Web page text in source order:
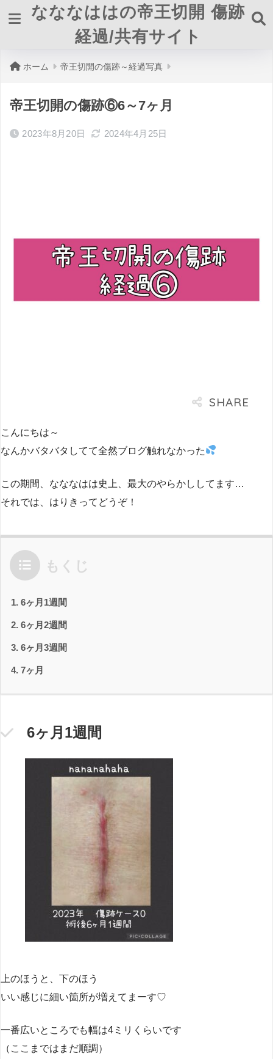
なななははの帝王切開 傷跡
経過/共有サイト
ホーム 帝王切開の傷跡～経過写真
帝王切開の傷跡⑥6～7ヶ月
2023年8月20日 2024年4月25日
こんにちは～
なんかバタバタしてて全然ブログ触れなかった
この期間、なななはは史上、最大のやらかししてます…
それでは、はりきってどうぞ！
もくじ
6ヶ月1週間
6ヶ月2週間
6ヶ月3週間
7ヶ月
6ヶ月1週間
上のほうと、下のほう
いい感じに細い箇所が増えてまーす♡
一番広いところでも幅は4ミリくらいです
（ここまではまだ順調）